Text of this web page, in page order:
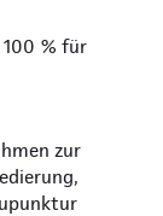
% für
zur